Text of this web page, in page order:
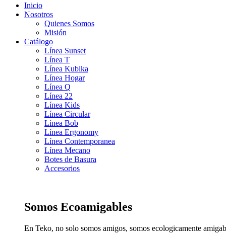
Inicio
Nosotros
Quienes Somos
Misión
Catálogo
Línea Sunset
Línea T
Línea Kubika
Línea Hogar
Línea Q
Línea 22
Línea Kids
Línea Circular
Línea Bob
Línea Ergonomy
Línea Contemporanea
Línea Mecano
Botes de Basura
Accesorios
Somos Ecoamigables
En Teko, no solo somos amigos, somos ecologicamente